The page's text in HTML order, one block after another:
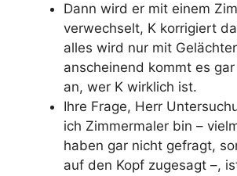
Dann wird er mit einem
verwechselt, K korrigiert
alles wird nur mit
anscheinend kommt es
an, wer K wirklich ist.
Ihre Frage, Herr
ich Zimmermaler bin –
haben gar nicht gefragt,
auf den Kopf zugesagt –,